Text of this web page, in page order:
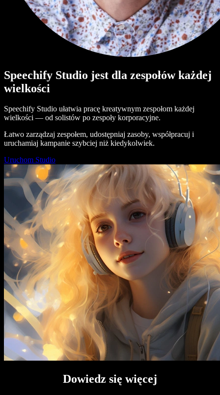
Speechify Studio jest dla zespołów każdej
wielkości
Speechify Studio ułatwia pracę kreatywnym zespołom każdej
wielkości — od solistów po zespoły korporacyjne.
Łatwo zarządzaj zespołem, udostępniaj zasoby, współpracuj i
uruchamiaj kampanie szybciej niż kiedykolwiek.
Uruchom Studio
Dowiedz się więcej